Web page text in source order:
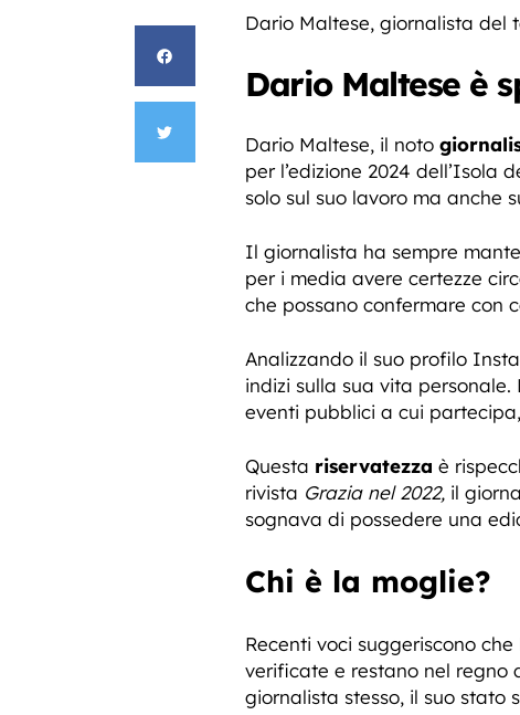
Dario Maltese, giornalista del
Dario Maltese è
Dario Maltese, il noto
per l’edizione 2024 dell’Isola
solo sul suo lavoro ma anche
Il giornalista ha sempre
per i media avere certezze
che possano confermare con
Analizzando il suo profilo
indizi sulla sua vita
eventi pubblici a cui
Questa riservatezza è
rivista Grazia nel 2022, il
sognava di possedere una
Chi è la moglie?
Recenti voci suggeriscono che
verificate e restano nel regno
giornalista stesso, il suo stato